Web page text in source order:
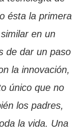
ésta la primera
en un
de dar un paso
la innovación,
único que no
los padres,
la vida. Una